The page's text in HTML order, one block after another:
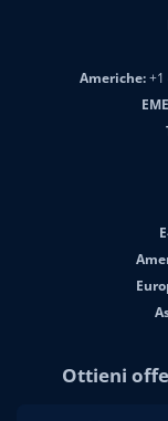
Americhe:+1
Ottieni